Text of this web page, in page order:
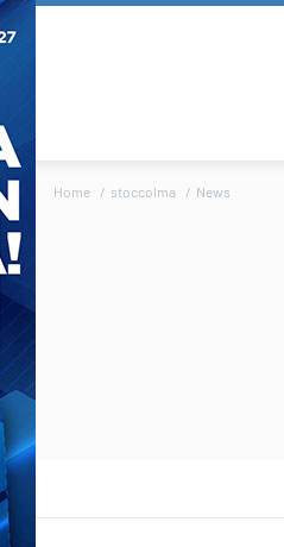
Home stoccolma News